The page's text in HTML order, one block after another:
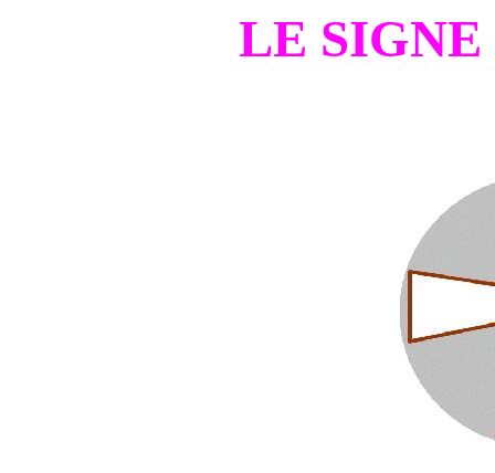
LE SIGNE